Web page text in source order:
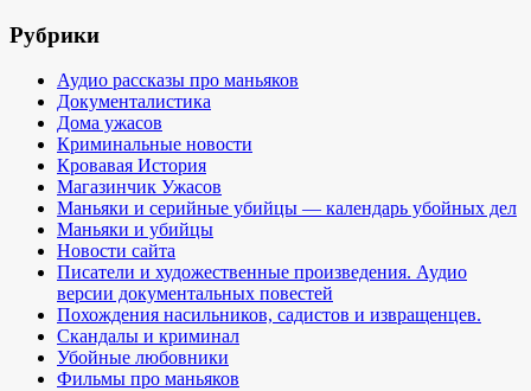
Рубрики
Аудио рассказы про маньяков
Документалистика
Дома ужасов
Криминальные новости
Кровавая История
Магазинчик Ужасов
Маньяки и серийные убийцы — календарь убойных дел
Маньяки и убийцы
Новости сайта
Писатели и художественные произведения. Аудио
версии документальных повестей
Похождения насильников, садистов и извращенцев.
Скандалы и криминал
Убойные любовники
Фильмы про маньяков